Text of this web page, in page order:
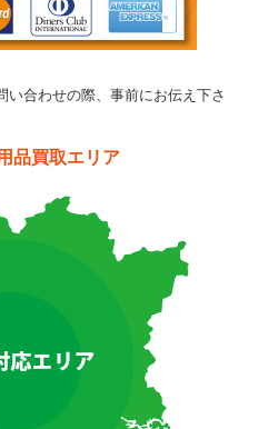
い合わせの際、事前にお伝え下さ
品買取エリア